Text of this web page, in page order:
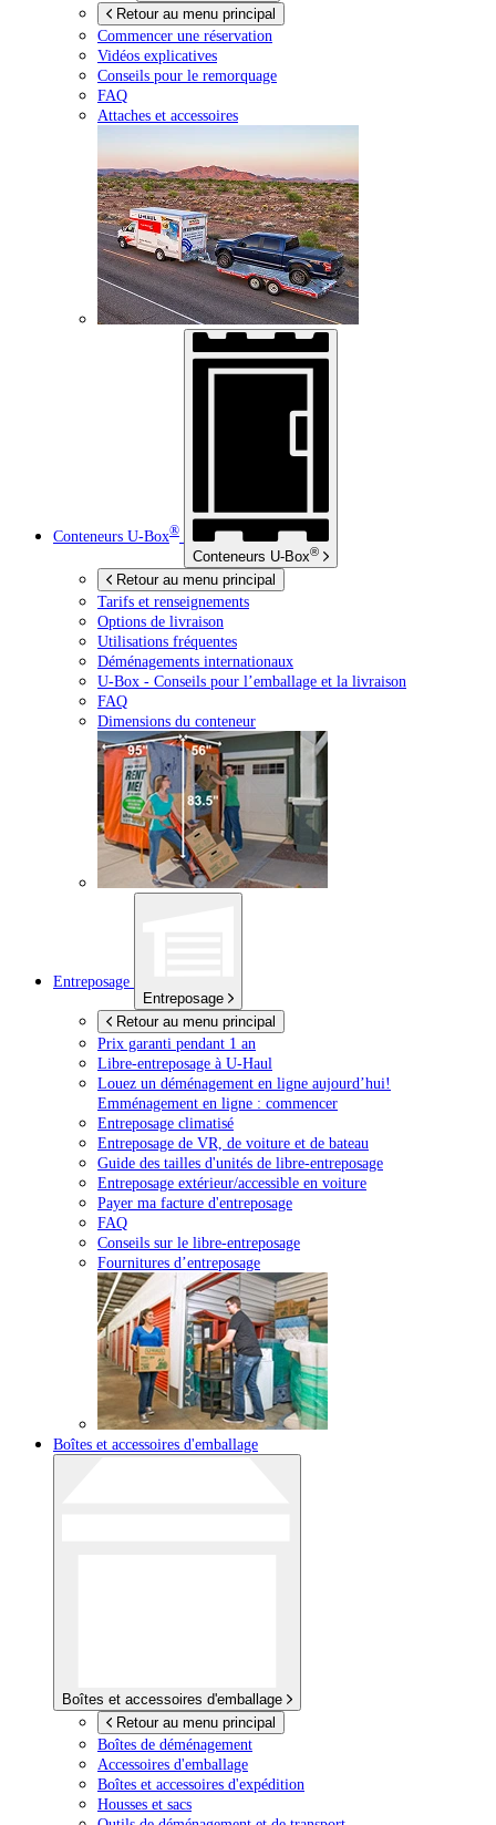
Retour au menu principal
Commencer une réservation
Vidéos explicatives
Conseils pour le remorquage
FAQ
Attaches et accessoires
Conteneurs U-Box®
Conteneurs U-Box®
Retour au menu principal
Tarifs et renseignements
Options de livraison
Utilisations fréquentes
Déménagements internationaux
U-Box - Conseils pour l’emballage et la livraison
FAQ
Dimensions du conteneur
Entreposage
Entreposage
Retour au menu principal
Prix garanti pendant 1 an
Libre-entreposage à U-Haul
Louez un déménagement en ligne aujourd’hui!
Emménagement en ligne : commencer
Entreposage climatisé
Entreposage de VR, de voiture et de bateau
Guide des tailles d'unités de libre-entreposage
Entreposage extérieur/accessible en voiture
Payer ma facture d'entreposage
FAQ
Conseils sur le libre-entreposage
Fournitures d’entreposage
Boîtes et accessoires d'emballage
Boîtes et accessoires d'emballage
Retour au menu principal
Boîtes de déménagement
Accessoires d'emballage
Boîtes et accessoires d'expédition
Housses et sacs